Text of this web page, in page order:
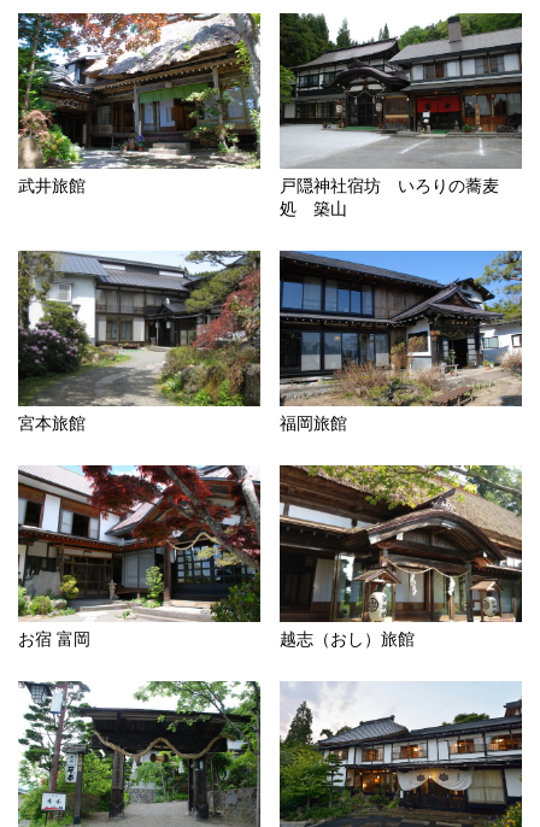
武井旅館
戸隠神社宿坊 いろりの蕎麦
処 築山
宮本旅館 福岡旅館
お宿 富岡 越志（おし）旅館